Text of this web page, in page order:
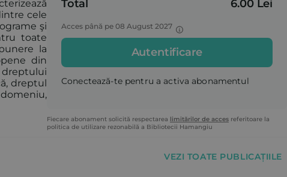
cele
şi
toate
la
din
dreptului
dreptul
Total 6.00 Lei
Acces până pe 08 August 2027
Autentificare
Conectează-te pentru a activa abonamentul
Fiecare abonament solicită respectarea limitărilor de acces referitoare la
politica de utilizare rezonabilă a Bibliotecii Hamangiu
VEZI TOATE PUBLICAȚIILE